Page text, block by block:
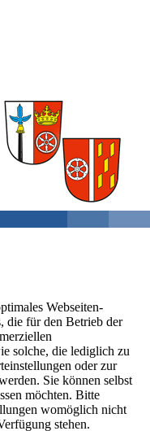
Webseiten-
die für den Betrieb der
solche, die lediglich zu
oder zur
Sie können selbst
möchten. Bitte
womöglich nicht
stehen.